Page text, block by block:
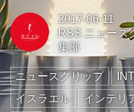
2017-06-11
RSS ニュース
集部
ニュースクリップ
イスラエル
インテリ